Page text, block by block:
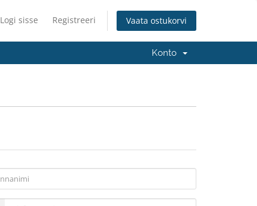
Logi sisse Registreeri Vaata ostukorvi
Konto